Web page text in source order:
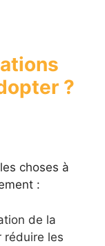
?
choses à
:
de la
réduire les